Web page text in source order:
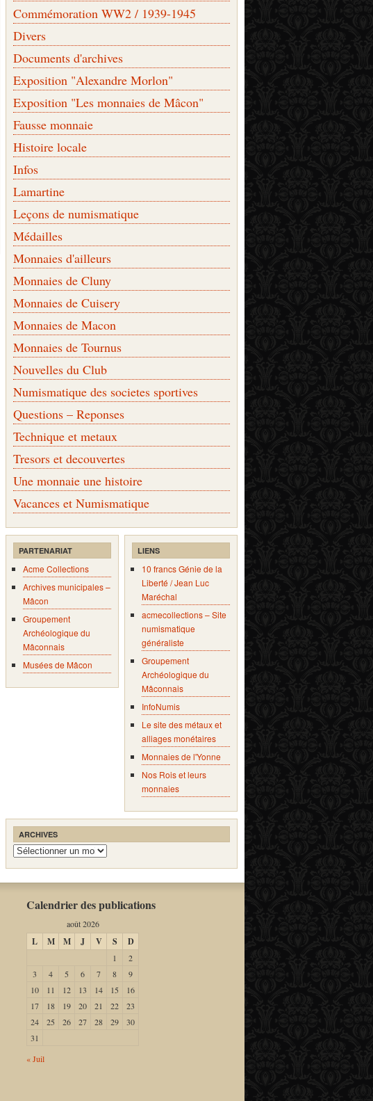
Commémoration WW2 / 1939-1945
Divers
Documents d'archives
Exposition "Alexandre Morlon"
Exposition "Les monnaies de Mâcon"
Fausse monnaie
Histoire locale
Infos
Lamartine
Leçons de numismatique
Médailles
Monnaies d'ailleurs
Monnaies de Cluny
Monnaies de Cuisery
Monnaies de Macon
Monnaies de Tournus
Nouvelles du Club
Numismatique des societes sportives
Questions – Reponses
Technique et metaux
Tresors et decouvertes
Une monnaie une histoire
Vacances et Numismatique
PARTENARIAT
Acme Collections
Archives municipales –
Mâcon
Groupement
Archéologique du
Mâconnais
Musées de Mâcon
LIENS
10 francs Génie de la
Liberté / Jean Luc
Maréchal
acmecollections – Site
numismatique
généraliste
Groupement
Archéologique du
Mâconnais
InfoNumis
Le site des métaux et
alliages monétaires
Monnaies de l'Yonne
Nos Rois et leurs
monnaies
ARCHIVES
Archives
Calendrier des publications
août 2026
L M M J V S D
1
2
3
4 5 6 7 8
9
10
11 12 13 14 15
16
17
18 19 20 21 22
23
24
25 26 27 28 29
30
31
« Juil